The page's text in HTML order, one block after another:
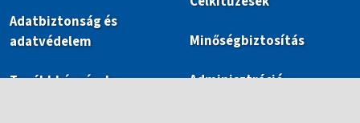
Adatbiztonság és
adatvédelem
Továbbképzések
Minőségbiztosítás
Adminisztráció